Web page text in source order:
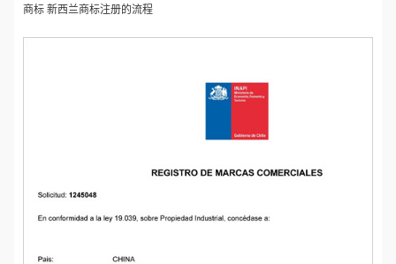
商标 新西兰商标注册的流程